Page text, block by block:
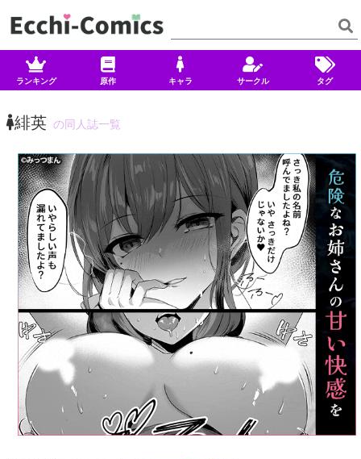
ランキング 原作 キャラ サークル タグ
緋英 の同人誌一覧